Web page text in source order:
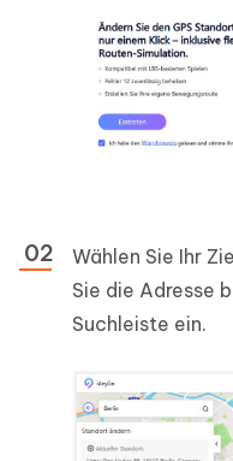
Wählen Sie Ihr
Sie die Adresse
Suchleiste ein.